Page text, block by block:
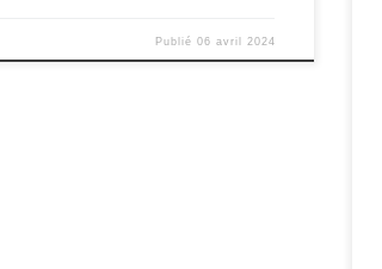
Publié 06 avril 2024